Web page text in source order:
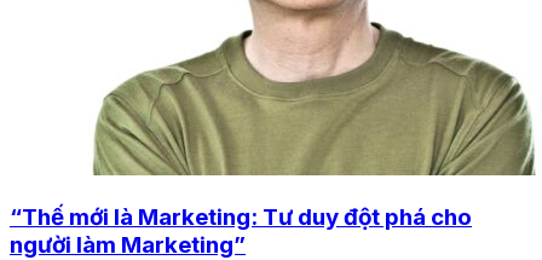
“Thế mới là Marketing: Tư duy đột phá cho
người làm Marketing”